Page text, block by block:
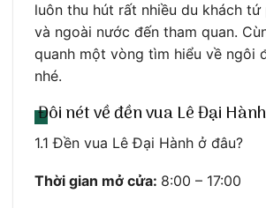
luôn thu hút rất nhiều du khách
và ngoài nước đến tham quan.
quanh một vòng tìm hiểu về ngôi
nhé.
Đôi nét về đền vua Lê Đại Hành
1.1 Đền vua Lê Đại Hành ở đâu?
Thời gian mở cửa: 8:00 – 17:00